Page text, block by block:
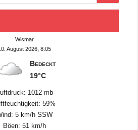
Wismar
August 2026, 8:05
Bedeckt
19°C
1012 mb
59%
5 km/h SSW
Böen: 51 km/h